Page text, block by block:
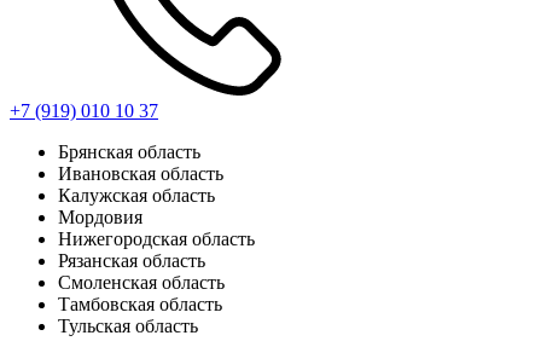
+7 (919) 010 10 37
Брянская область
Ивановская область
Калужская область
Мордовия
Нижегородская область
Рязанская область
Смоленская область
Тамбовская область
Тульская область